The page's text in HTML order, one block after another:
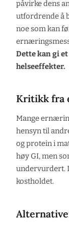
påvirke dens
utfordrende å
noe som kan
Dette kan gi
helseeffekter.
Kritikk fra
Mange
hensyn til
og protein i
høy GI, men
undervurdert.
kostholdet.